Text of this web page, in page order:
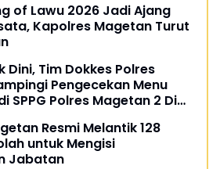
of Lawu 2026 Jadi Ajang
Kapolres Magetan Turut
Dini, Tim Dokkes Polres
Pengecekan Menu
SPPG Polres Magetan 2 Di
Resmi Melantik 128
untuk Mengisi
Jabatan